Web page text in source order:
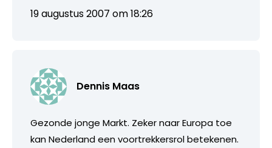
19 augustus 2007 om 18:26
Dennis Maas
Gezonde jonge Markt. Zeker naar Europa toe
kan Nederland een voortrekkersrol betekenen.